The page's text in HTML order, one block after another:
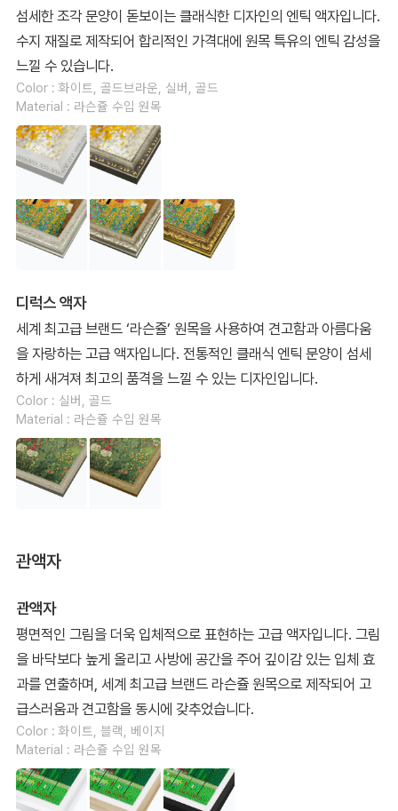
섬세한 조각 문양이 돋보이는 클래식한 디자인의 엔틱 액자입니다.
수지 재질로 제작되어 합리적인 가격대에 원목 특유의 엔틱 감성을
느낄 수 있습니다.
Color : 화이트, 골드브라운, 실버, 골드
Material : 라슨쥴 수입 원목
디럭스 액자
세계 최고급 브랜드 ‘라슨쥴’ 원목을 사용하여 견고함과 아름다움
을 자랑하는 고급 액자입니다. 전통적인 클래식 엔틱 문양이 섬세
하게 새겨져 최고의 품격을 느낄 수 있는 디자인입니다.
Color : 실버, 골드
Material : 라슨쥴 수입 원목
관액자
관액자
평면적인 그림을 더욱 입체적으로 표현하는 고급 액자입니다. 그림
을 바닥보다 높게 올리고 사방에 공간을 주어 깊이감 있는 입체 효
과를 연출하며, 세계 최고급 브랜드 라슨쥴 원목으로 제작되어 고
급스러움과 견고함을 동시에 갖추었습니다.
Color : 화이트, 블랙, 베이지
Material : 라슨쥴 수입 원목